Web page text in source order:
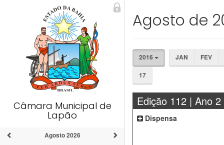
Câmara Municipal de
Lapão
Agosto 2026
Agosto de
2016 JAN
FEV
17
Edição 112 | Ano 2
Dispensa